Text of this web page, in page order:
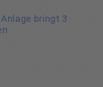
bringt 3